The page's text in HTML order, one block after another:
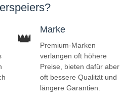
👑
Marke
Premium-Marken
verlangen oft höhere
Preise, bieten dafür aber
oft bessere Qualität und
längere Garantien.